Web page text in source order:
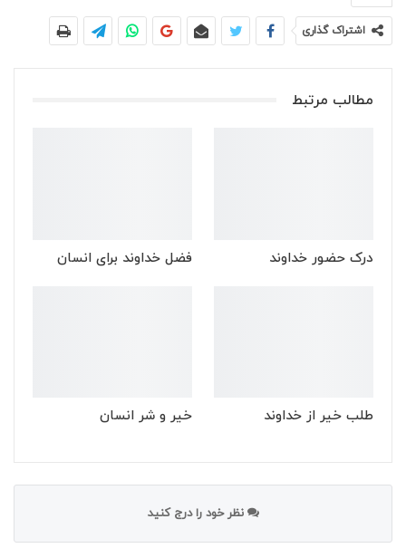
اشتراک گذاری
مطالب مرتبط
درک حضور خداوند فضل خداوند برای انسان
طلب خیر از خداوند خیر و شر انسان
نظر خود را درج کنید